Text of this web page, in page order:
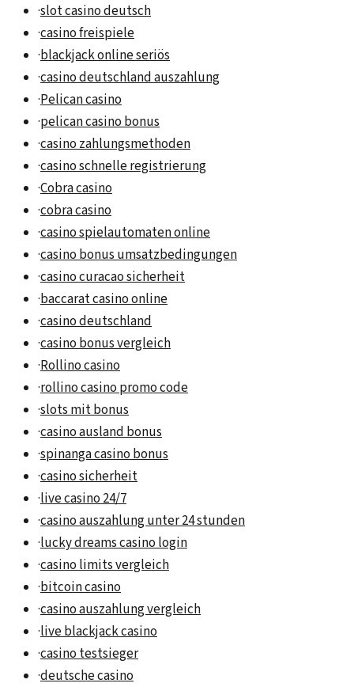
·slot casino deutsch
·casino freispiele
·blackjack online seriös
·casino deutschland auszahlung
·Pelican casino
·pelican casino bonus
·casino zahlungsmethoden
·casino schnelle registrierung
·Cobra casino
·cobra casino
·casino spielautomaten online
·casino bonus umsatzbedingungen
·casino curacao sicherheit
·baccarat casino online
·casino deutschland
·casino bonus vergleich
·Rollino casino
·rollino casino promo code
·slots mit bonus
·casino ausland bonus
·spinanga casino bonus
·casino sicherheit
·live casino 24/7
·casino auszahlung unter 24 stunden
·lucky dreams casino login
·casino limits vergleich
·bitcoin casino
·casino auszahlung vergleich
·live blackjack casino
·casino testsieger
·deutsche casino